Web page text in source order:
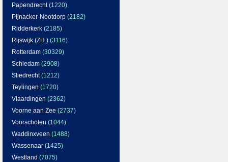
Papendrecht(1220)
Pijnacker-Nootdorp (2182)
Ridderkerk (2185)
Rijswijk (ZH.) (3116)
Rotterdam (30329)
Schiedam (2908)
Sliedrecht(1212)
Teylingen (1720)
Vlaardingen (2362)
Voorne aan Zee (2737)
Voorschoten (1044)
Waddinxveen (1488)
Wassenaar (1425)
Westland (7075)